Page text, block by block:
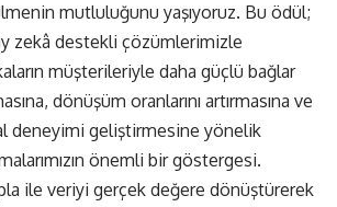
mutluluğunu yaşıyoruz. Bu ödül;
zekâ destekli çözümlerimizle
müşterileriyle daha güçlü bağlar
dönüşüm oranlarını artırmasına ve
deneyimi geliştirmesine yönelik
önemli bir göstergesi.
ile veriyi gerçek değere dönüştürerek